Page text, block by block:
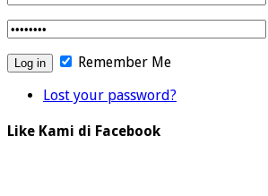
Remember Me
Lost your password?
Like Kami di Facebook